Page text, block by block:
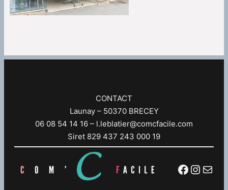
CONTACT
Launay – 50370 BRECEY
06 08 54 14 16 – l.leblatier@comcfacile.com
Siret 829 437 243 000 19
E-mail